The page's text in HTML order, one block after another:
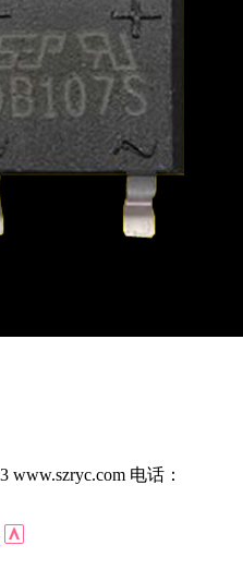
www.szryc.com 电话：